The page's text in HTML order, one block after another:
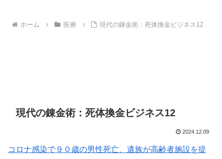
ホーム 医療 現代の錬金術：死体換金ビジネス12
現代の錬金術：死体換金ビジネス12
2024.12.09
コロナ感染で９０歳の男性死亡、遺族が高齢者施設を提